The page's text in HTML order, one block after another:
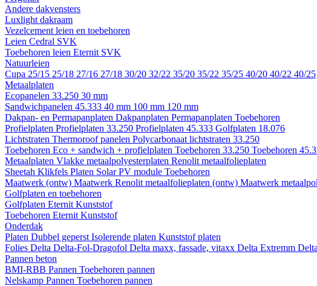
Andere dakvensters
Luxlight dakraam
Vezelcement leien en toebehoren
Leien Cedral SVK
Toebehoren leien Eternit SVK
Natuurleien
Cupa 25/15 25/18 27/16 27/18 30/20 32/22 35/20 35/22 35/25 40/20 40/22 40/25
Metaalplaten
Ecopanelen 33.250 30 mm
Sandwichpanelen 45.333 40 mm 100 mm 120 mm
Dakpan- en Permapanplaten Dakpanplaten Permapanplaten Toebehoren
Profielplaten Profielplaten 33.250 Profielplaten 45.333 Golfplaten 18.076
Lichtstraten Thermoroof panelen Polycarbonaat lichtstraten 33.250
Toebehoren Eco + sandwich + profielplaten Toebehoren 33.250 Toebehoren
Metaalplaten Vlakke metaalpolyesterplaten Renolit metaalfolieplaten
Sheetah Klikfels Platen Solar PV module Toebehoren
Maatwerk (ontw) Maatwerk Renolit metaalfolieplaten (ontw) Maatwerk
Golfplaten en toebehoren
Golfplaten Eternit Kunststof
Toebehoren Eternit Kunststof
Onderdak
Platen Dubbel geperst Isolerende platen Kunststof platen
Folies Delta Delta-Fol-Dragofol Delta maxx, fassade, vitaxx Delta Extremm
Pannen beton
BMI-RBB Pannen Toebehoren pannen
Nelskamp Pannen Toebehoren pannen